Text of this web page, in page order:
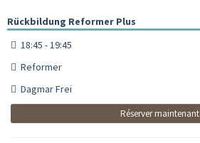
Rückbildung Reformer Plus
18:45 - 19:45
Reformer
Dagmar Frei
Réserver maintenant